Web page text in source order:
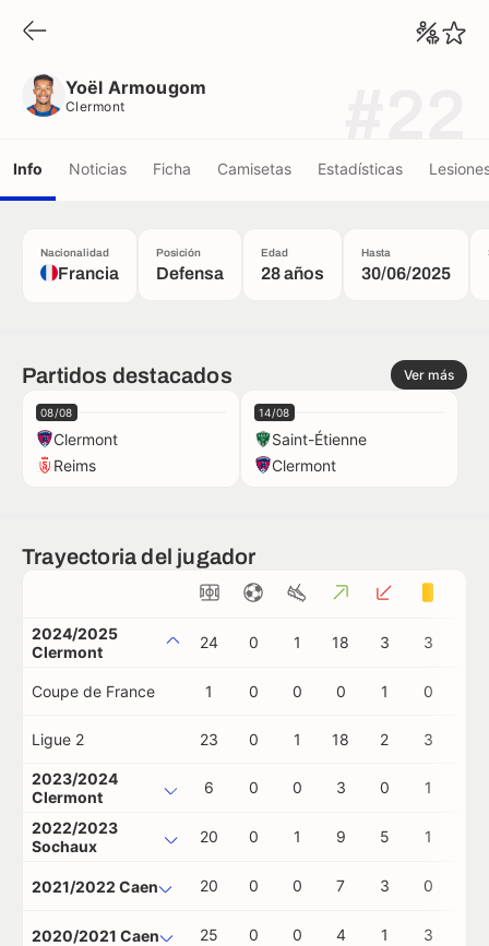
Yoël Armougom
Clermont
Info Noticias Ficha Camisetas Estadísticas
Nacionalidad
Francia
Posición
Defensa
Edad
28 años
Hasta
30/06/2025
Partidos destacados Ver más
08/08
Clermont
Reims
14/08
Saint-Étienne
Clermont
Trayectoria del jugador
2024/2025
Clermont
24 0 1 18 3 3
Coupe de France 1 0 0 0 1 0
Ligue 2 23 0 1 18 2 3
2023/2024
Clermont
6 0 0 3 0 1
2022/2023
Sochaux
20 0 1 9 5 1
2021/2022 Caen 20 0 0 7 3 0
2020/2021 Caen 25 0 0 4 1 3